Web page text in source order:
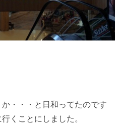
・・・と日和ってたのです
くことにしました。